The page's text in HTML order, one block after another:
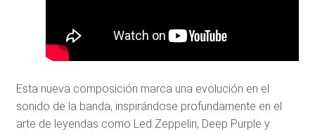
Esta nueva composición marca una evolución en el
sonido de la banda, inspirándose profundamente en el
arte de leyendas como Led Zeppelin, Deep Purple y